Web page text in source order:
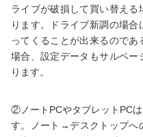
ライブが破損して買い替え
ります。ドライブ新調の場
ってくることが出来るので
場合、設定データもサルベー
ります。
②ノートPCやタブレットPC
す。ノート→デスクトップへ